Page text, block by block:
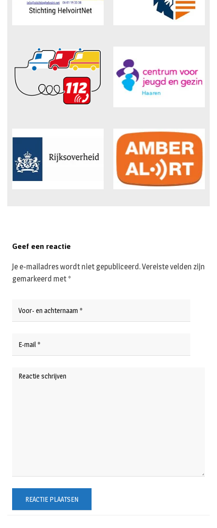
Geef een reactie
Je e-mailadres wordt niet gepubliceerd.Vereiste velden zijn
gemarkeerd met *